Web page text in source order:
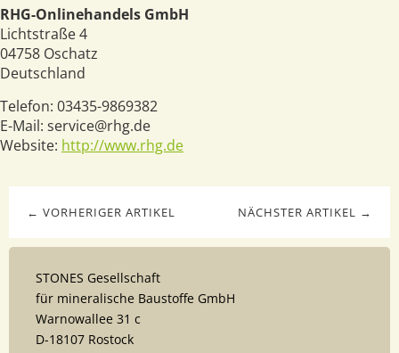
RHG-Onlinehandels GmbH
Lichtstraße 4
04758 Oschatz
Deutschland
Telefon: 03435-9869382
E-Mail: service@rhg.de
Website: http://www.rhg.de
NÄCHSTER ARTIKEL →
← VORHERIGER ARTIKEL
STONES Gesellschaft
für mineralische Baustoffe GmbH
Warnowallee 31 c
D-18107 Rostock